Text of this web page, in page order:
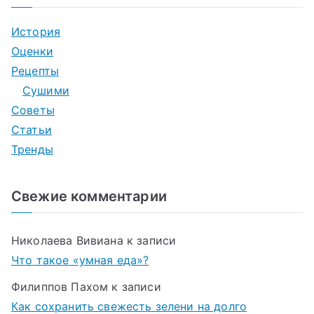
История
Оценки
Рецепты
Сушими
Советы
Статьи
Тренды
Свежие комментарии
Николаева Вивиана к записи
Что такое «умная еда»?
Филиппов Пахом к записи
Как сохранить свежесть зелени на долго